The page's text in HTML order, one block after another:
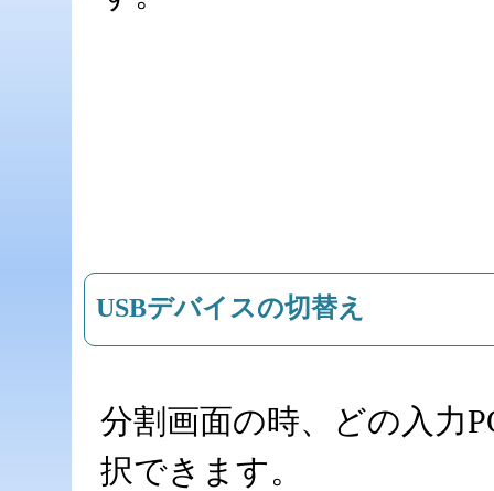
USBデバイスの切替え
分割画面の時、どの入力
択できます。